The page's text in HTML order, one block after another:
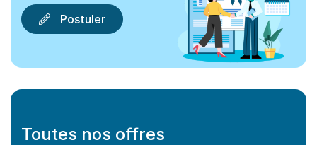
Postuler
Toutes nos offres